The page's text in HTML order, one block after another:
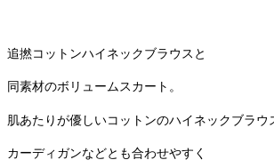
追撚コットンハイネックブラウスと
同素材のボリュームスカート。
肌あたりが優しいコットンのハイネックブラウ
カーディガンなどとも合わせやすく